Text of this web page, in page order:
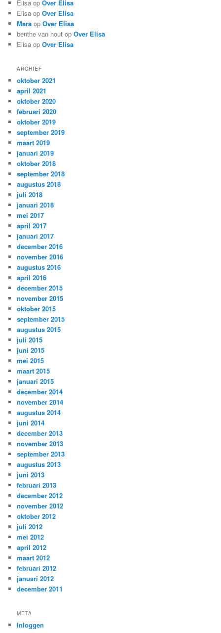
Elisa opOver Elisa
Elisa opOver Elisa
Mara opOver Elisa
benthe van hout opOver Elisa
Elisa opOver Elisa
ARCHIEF
oktober 2021
april 2021
oktober 2020
februari 2020
oktober 2019
september 2019
maart 2019
januari 2019
oktober 2018
september 2018
augustus 2018
juli 2018
januari 2018
mei 2017
april 2017
januari 2017
december 2016
november 2016
augustus 2016
april 2016
december 2015
november 2015
oktober 2015
september 2015
augustus 2015
juli 2015
juni 2015
mei 2015
maart 2015
januari 2015
december 2014
november 2014
augustus 2014
juni 2014
december 2013
november 2013
september 2013
augustus 2013
juni 2013
februari 2013
december 2012
november 2012
oktober 2012
juli 2012
mei 2012
april 2012
maart 2012
februari 2012
januari 2012
december 2011
META
Inloggen